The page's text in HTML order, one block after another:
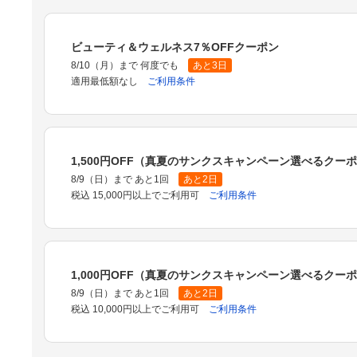
ビューティ＆ウェルネス7％OFFクーポン
8/10（月）まで 何度でも
あと3日
適用最低額なし
ご利用条件
1,500円OFF（真夏のサンクスキャンペーン選べるクーポ
8/9（日）まで あと1回
あと2日
税込 15,000円以上でご利用可
ご利用条件
1,000円OFF（真夏のサンクスキャンペーン選べるクーポ
8/9（日）まで あと1回
あと2日
税込 10,000円以上でご利用可
ご利用条件